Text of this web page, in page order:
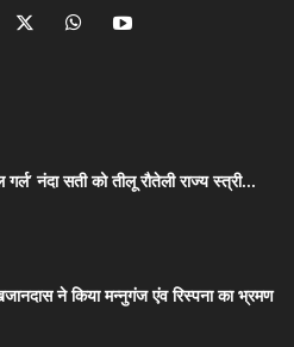
गर्ल’ नंदा सती को तीलू रौतेली राज्य स्त्री...
ने किया मन्नुगंज एंव रिस्पना का भ्रमण